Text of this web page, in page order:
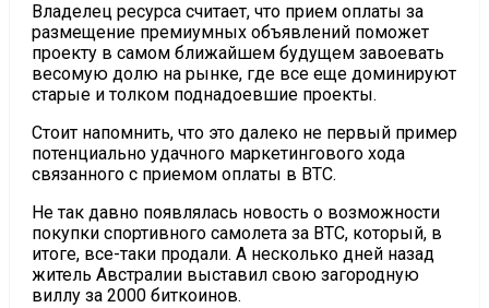
Владелец ресурса считает, что прием оплаты за
размещение премиумных объявлений поможет
проекту в самом ближайшем будущем завоевать
весомую долю на рынке, где все еще доминируют
старые и толком поднадоевшие проекты.
Стоит напомнить, что это далеко не первый пример
потенциально удачного маркетингового хода
связанного с приемом оплаты в BTC.
Не так давно появлялась новость о возможности
покупки спортивного самолета за BTC, который, в
итоге, все-таки продали. А несколько дней назад
житель Австралии выставил свою загородную
виллу за 2000 биткоинов.